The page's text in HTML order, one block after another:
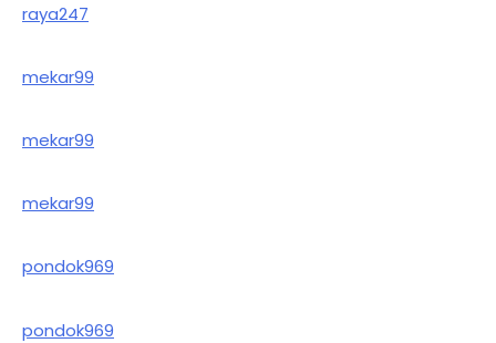
raya247
mekar99
mekar99
mekar99
pondok969
pondok969